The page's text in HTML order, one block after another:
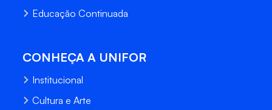
Educação Continuada
CONHEÇA A UNIFOR
Institucional
Cultura e Arte